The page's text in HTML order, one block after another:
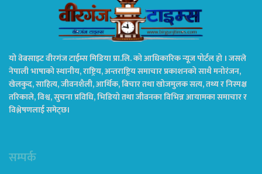
यो वेबसाइट वीरगंज टाईम्स मिडिया प्रा.लि. को आधिकारिक न्यूज पोर्टल हो । जसले
नेपाली भाषाको स्थानीय, राष्ट्रिय, अन्तराष्ट्रिय समाचार प्रकाशनको साथै मनोरंजन,
खेलकुद, साहित्य, जीवनशैली, आर्थिक, बिचार तथा खोजमुलक सत्य, तथ्य र निस्पक्ष
तरिकाले, विश्व, सुचना प्रविधि, भिडियो तथा जीवनका विभिन्न आयामका समाचार र
विश्लेषणलाई समेट्छ।
सम्पर्क